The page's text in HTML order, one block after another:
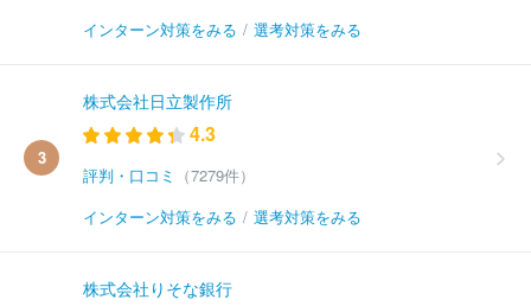
インターン対策をみる / 選考対策をみる
3
株式会社日立製作所
4.3
評判・口コミ
（7279件）
インターン対策をみる / 選考対策をみる
株式会社りそな銀行